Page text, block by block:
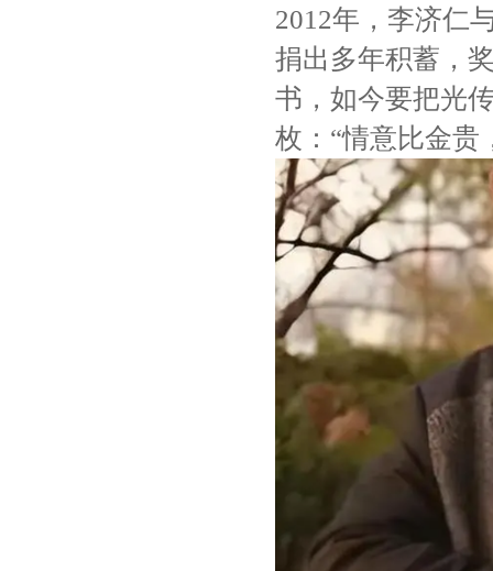
2012年，李济仁
捐出多年积蓄，
书，如今要把光
枚：“情意比金贵